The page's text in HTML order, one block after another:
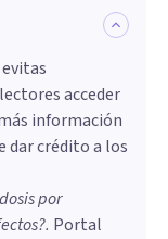
acceder
información
dar crédito a los
por
. Portal